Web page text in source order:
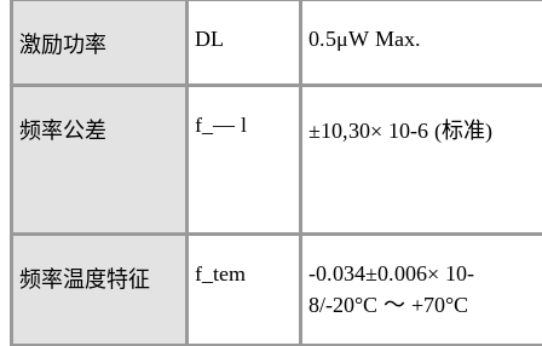
激励功率 DL 0.5μW Max.
频率公差 f_— l ±10,30× 10-6 (标准)
频率温度特征 f_tem -0.034±0.006× 10-
8/-20°C ～ +70°C